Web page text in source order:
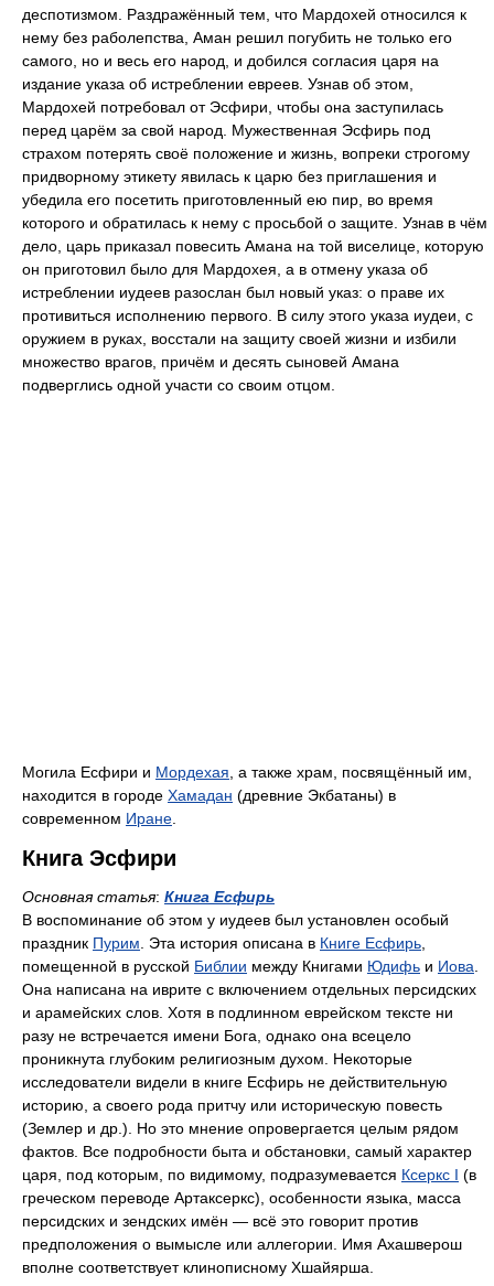
деспотизмом. Раздражённый тем, что Мардохей относился к
нему без раболепства, Аман решил погубить не только его
самого, но и весь его народ, и добился согласия царя на
издание указа об истреблении евреев. Узнав об этом,
Мардохей потребовал от Эсфири, чтобы она заступилась
перед царём за свой народ. Мужественная Эсфирь под
страхом потерять своё положение и жизнь, вопреки строгому
придворному этикету явилась к царю без приглашения и
убедила его посетить приготовленный ею пир, во время
которого и обратилась к нему с просьбой о защите. Узнав в чём
дело, царь приказал повесить Амана на той виселице, которую
он приготовил было для Мардохея, а в отмену указа об
истреблении иудеев разослан был новый указ: о праве их
противиться исполнению первого. В силу этого указа иудеи, с
оружием в руках, восстали на защиту своей жизни и избили
множество врагов, причём и десять сыновей Амана
подверглись одной участи со своим отцом.
Могила Есфири и Мордехая, а также храм, посвящённый им,
находится в городе Хамадан (древние Экбатаны) в
современном Иране.
Книга Эсфири
Основная статья: Книга Есфирь
В воспоминание об этом у иудеев был установлен особый
праздник Пурим. Эта история описана в Книге Есфирь,
помещенной в русской Библии между Книгами Юдифь и Иова.
Она написана на иврите с включением отдельных персидских
и арамейских слов. Хотя в подлинном еврейском тексте ни
разу не встречается имени Бога, однако она всецело
проникнута глубоким религиозным духом. Некоторые
исследователи видели в книге Есфирь не действительную
историю, а своего рода притчу или историческую повесть
(Землер и др.). Но это мнение опровергается целым рядом
фактов. Все подробности быта и обстановки, самый характер
царя, под которым, по видимому, подразумевается Ксеркс I (в
греческом переводе Артаксеркс), особенности языка, масса
персидских и зендских имён — всё это говорит против
предположения о вымысле или аллегории. Имя Ахашверош
вполне соответствует клинописному Хшайярша.